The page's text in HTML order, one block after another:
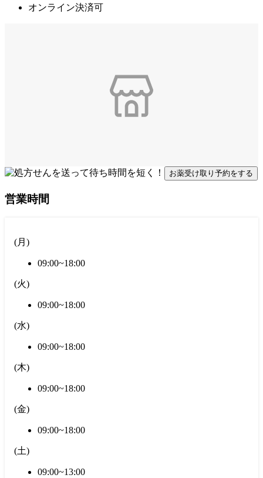
オンライン決済可
お薬受け取り予約をする
営業時間
(月 )
09:00~18:00
(火)
09:00~18:00
(水)
09:00~18:00
(木)
09:00~18:00
(金)
09:00~18:00
(土)
09:00~13:00